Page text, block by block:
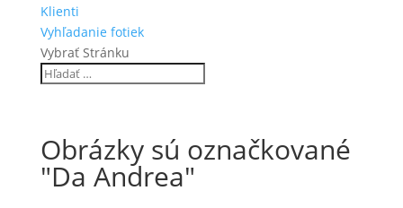
Klienti
Vyhľadanie fotiek
Vybrať Stránku
Obrázky sú označkované
"Da Andrea"